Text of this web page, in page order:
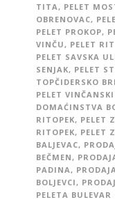
TITA, PELET
OBRENOVAC,
PELET PROKOP,
VINČU, PELET
PELET SAVSKA
SENJAK, PELET
TOPČIDERSKO
PELET
DOMAĆINSTVA
RITOPEK, PELET
RITOPEK, PELET
BALJEVAC,
BEČMEN,
PADINA,
BOLJEVCI,
PELETA